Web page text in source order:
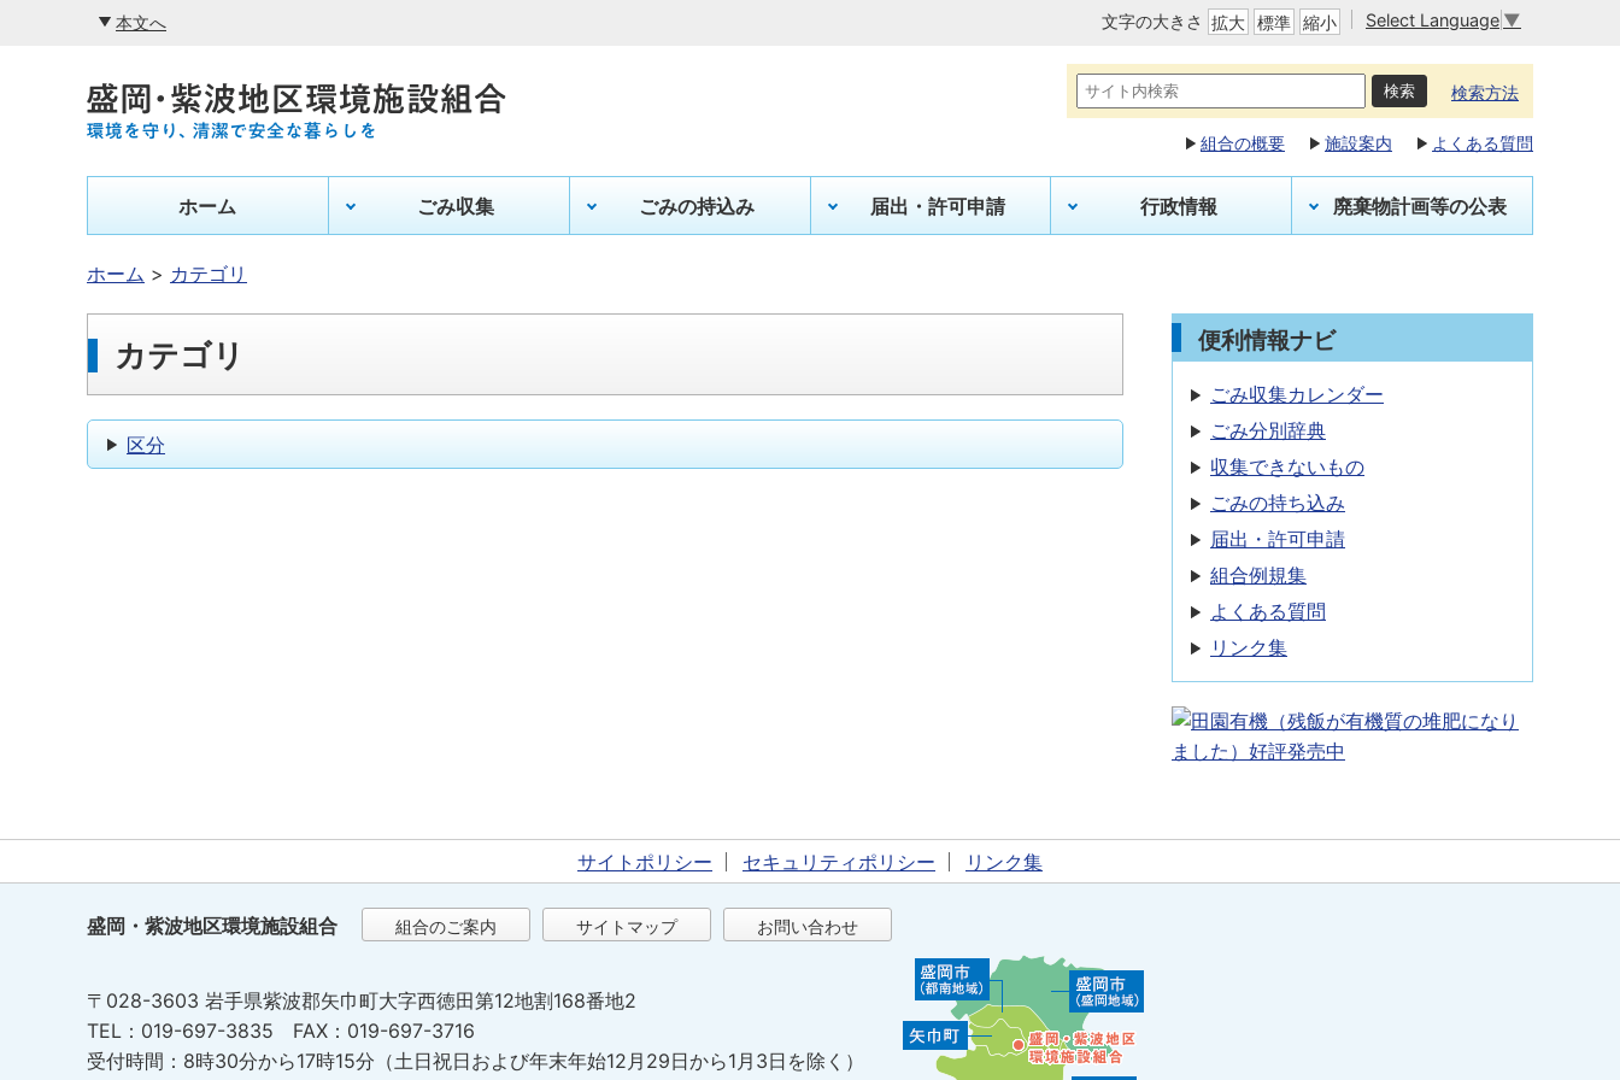
本文へ 文字の大きさ 拡大 標準 縮小 Select Language ▼
検索方法
組合の概要 施設案内 よくある質問
ホーム ごみ収集 ごみの持込み 届出・許可申請 行政情報 廃棄物計画等の公表
ホーム カテゴリ
カテゴリ
区分
便利情報ナビ
ごみ収集カレンダー
ごみ分別辞典
収集できないもの
ごみの持ち込み
届出・許可申請
組合例規集
よくある質問
リンク集
サイトポリシー セキュリティポリシー リンク集
盛岡・紫波地区環境施設組合 組合のご案内 サイトマップ お問い合わせ
〒028-3603 岩手県紫波郡矢巾町大字西徳田第12地割168番地2
TEL：019-697-3835 FAX：019-697-3716
受付時間：8時30分から17時15分（土日祝日および年末年始12月29日から1月3日を除く）